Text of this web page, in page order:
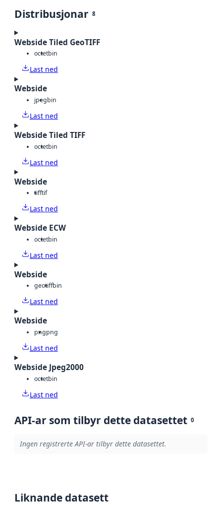
Distribusjonar 8
Webside Tiled GeoTIFF
octetbin
Last ned
Webside
jpegbin
Last ned
Webside Tiled TIFF
octetbin
Last ned
Webside
tifftif
Last ned
Webside ECW
octetbin
Last ned
Webside
geotiffbin
Last ned
Webside
pngpng
Last ned
Webside Jpeg2000
octetbin
Last ned
API-ar som tilbyr dette datasettet 0
Ingen registrerte API-ar tilbyr dette datasettet.
Liknande datasett